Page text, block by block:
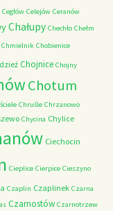
Cegłów Celejów Ceranów
Chałupy Chechło Chełm
Chmielnik Chobienice
Chojnice Chojny
Chotum
Chruśle Chrzanowo
Chycina Chylice
Ciechocin
Cieplice Cierpice Cieszyno
Czaplin Czaplinek Czarna
Czarnostów Czarnotrzew